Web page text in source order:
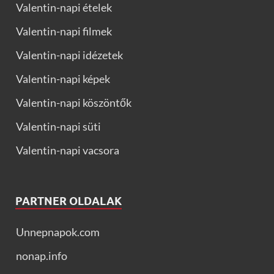
Valentin-napi ételek
Valentin-napi filmek
Valentin-napi idézetek
Valentin-napi képek
Valentin-napi köszöntők
Valentin-napi süti
Valentin-napi vacsora
PARTNER OLDALAK
Unnepnapok.com
nonap.info